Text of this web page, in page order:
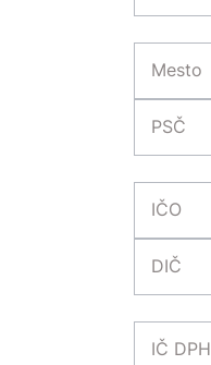
Mesto
PSČ
IČO
DIČ
IČ DPH